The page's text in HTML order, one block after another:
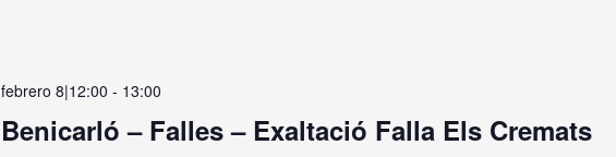
febrero 8|12:00 - 13:00
Benicarló – Falles – Exaltació Falla Els Cremats